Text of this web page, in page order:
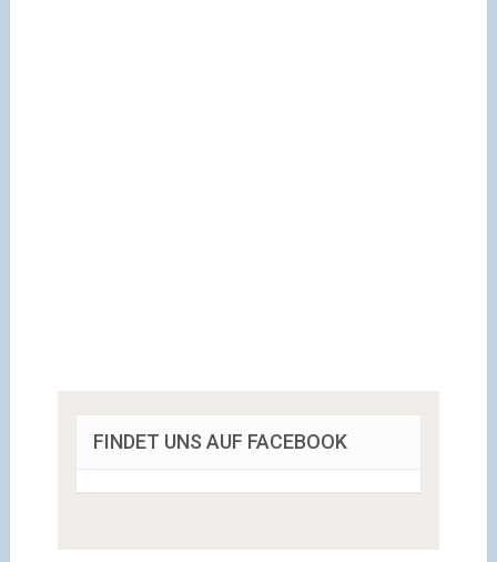
FINDET UNS AUF FACEBOOK